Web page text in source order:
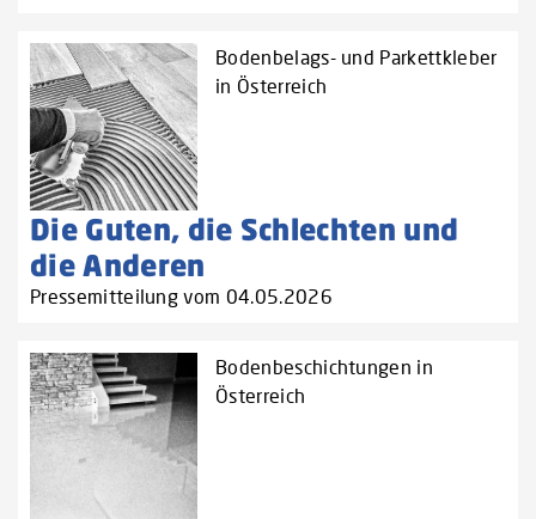
Bodenbelags- und Parkettkleber
in Österreich
Die Guten, die Schlechten und
die Anderen
Pressemitteilung vom 04.05.2026
Bodenbeschichtungen in
Österreich